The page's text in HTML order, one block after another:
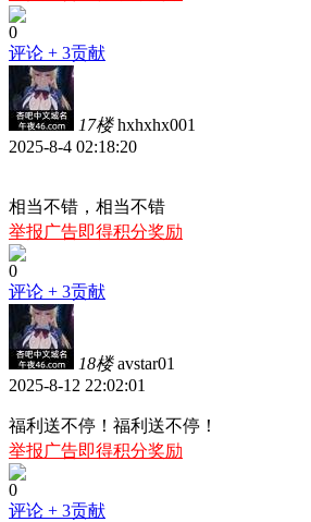
0
评论 + 3贡献
17楼 hxhxhx001
2025-8-4 02:18:20
相当不错，相当不错
举报广告即得积分奖励
0
评论 + 3贡献
18楼 avstar01
2025-8-12 22:02:01
福利送不停！福利送不停！
举报广告即得积分奖励
0
评论 + 3贡献